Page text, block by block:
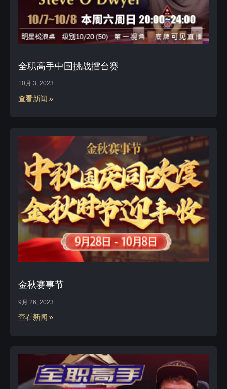
全职高手中国挑战擂台赛
10月 3, 2023
查看新闻 »
金秋赛事节
9月 26, 2023
查看新闻 »